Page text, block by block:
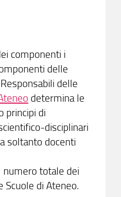
componenti i
delle
delle
determina le
principi di
disciplinari
soltanto docenti
numero totale dei
di Ateneo.